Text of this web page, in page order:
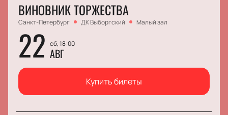
ВИНОВНИК ТОРЖЕСТВА
Санкт-Петербург ДК Выборгский Малый зал
22 сб, 18:00
АВГ
Купить билеты